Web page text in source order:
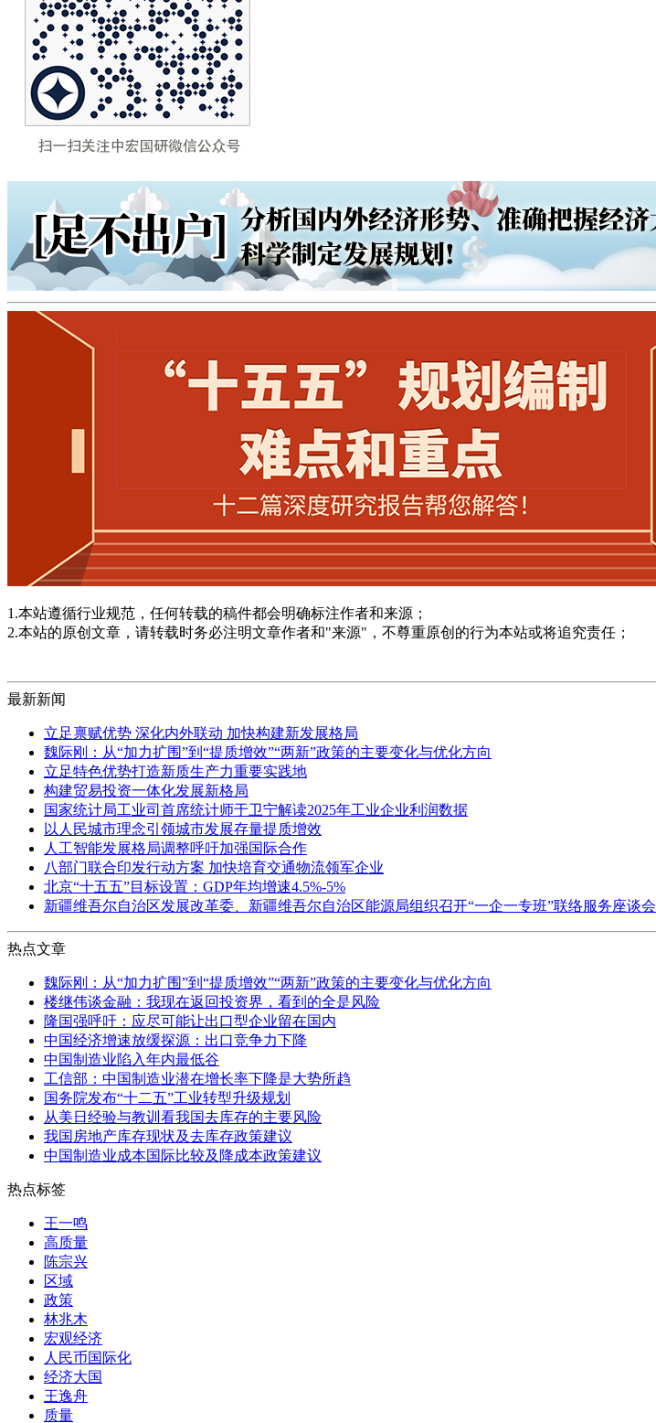
1.本站遵循行业规范，任何转载的稿件都会明确标注作者和来源；
2.本站的原创文章，请转载时务必注明文章作者和"来源"，不尊重原创的行为本站或将追究责任；
最新新闻
立足禀赋优势 深化内外联动 加快构建新发展格局
魏际刚：从“加力扩围”到“提质增效”“两新”政策的主要变化与优化方向
立足特色优势打造新质生产力重要实践地
构建贸易投资一体化发展新格局
国家统计局工业司首席统计师于卫宁解读2025年工业企业利润数据
以人民城市理念引领城市发展存量提质增效
人工智能发展格局调整呼吁加强国际合作
八部门联合印发行动方案 加快培育交通物流领军企业
北京“十五五”目标设置：GDP年均增速4.5%-5%
新疆维吾尔自治区发展改革委、新疆维吾尔自治区能源局组织召开“一企一专班”联络服务座谈会
热点文章
魏际刚：从“加力扩围”到“提质增效”“两新”政策的主要变化与优化方向
楼继伟谈金融：我现在返回投资界，看到的全是风险
隆国强呼吁：应尽可能让出口型企业留在国内
中国经济增速放缓探源：出口竞争力下降
中国制造业陷入年内最低谷
工信部：中国制造业潜在增长率下降是大势所趋
国务院发布“十二五”工业转型升级规划
从美日经验与教训看我国去库存的主要风险
我国房地产库存现状及去库存政策建议
中国制造业成本国际比较及降成本政策建议
热点标签
王一鸣
高质量
陈宗兴
区域
政策
林兆木
宏观经济
人民币国际化
经济大国
王逸舟
质量